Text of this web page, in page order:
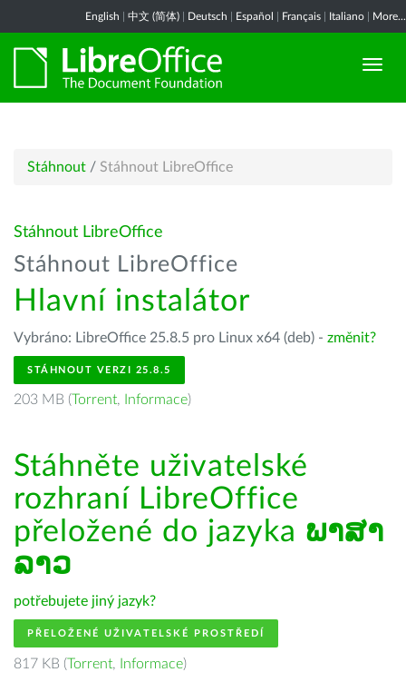
English 中文 (简体) Deutsch Español Français Italiano More...
Stáhnout / Stáhnout LibreOffice
Stáhnout LibreOffice
Stáhnout LibreOffice
Hlavní instalátor
Vybráno: LibreOffice 25.8.5 pro Linux x64 (deb) - změnit?
STÁHNOUT VERZI 25.8.5
203 MB (Torrent, Informace)
Stáhněte uživatelské
rozhraní LibreOffice
přeložené do jazyka ພາສາ
ລາວ
potřebujete jiný jazyk?
PŘELOŽENÉ UŽIVATELSKÉ PROSTŘEDÍ
817 KB (Torrent, Informace)